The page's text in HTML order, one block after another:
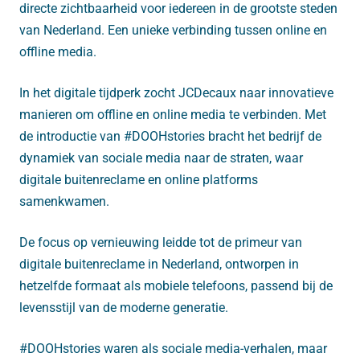
directe zichtbaarheid voor iedereen in de grootste steden
van Nederland. Een unieke verbinding tussen online en
offline media.
In het digitale tijdperk zocht JCDecaux naar innovatieve
manieren om offline en online media te verbinden. Met
de introductie van #DOOHstories bracht het bedrijf de
dynamiek van sociale media naar de straten, waar
digitale buitenreclame en online platforms
samenkwamen.
De focus op vernieuwing leidde tot de primeur van
digitale buitenreclame in Nederland, ontworpen in
hetzelfde formaat als mobiele telefoons, passend bij de
levensstijl van de moderne generatie.
#DOOHstories waren als sociale media-verhalen, maar